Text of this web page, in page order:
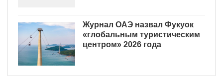
Журнал ОАЭ назвал Фукуок
«глобальным туристическим
центром» 2026 года